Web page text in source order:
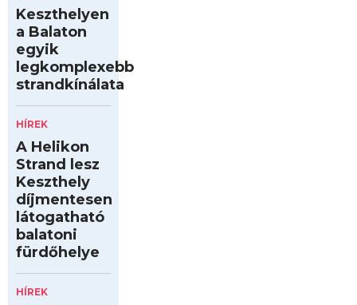
Keszthelyen
a Balaton
egyik
legkomplexebb
strandkínálata
HÍREK
A Helikon
Strand lesz
Keszthely
díjmentesen
látogatható
balatoni
fürdőhelye
HÍREK